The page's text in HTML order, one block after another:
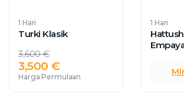
1 Hari
Turki Klasik
3,600 €
3,500 €
Harga Permulaan
1 Hari